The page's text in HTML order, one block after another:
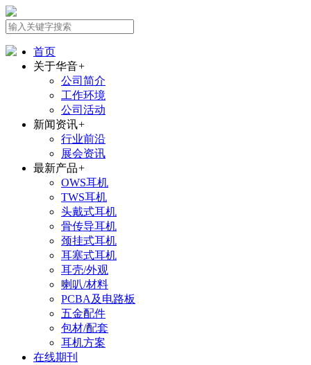
首页
关于华音+
公司简介
工作环境
公司活动
新闻资讯+
行业前沿
展会资讯
最新产品+
OWS耳机
TWS耳机
头戴式耳机
骨传导耳机
颈挂式耳机
耳塞式耳机
耳壳/外观
喇叭/材料
PCBA及电路板
五金配件
包材/配套
耳机方案
在线期刊